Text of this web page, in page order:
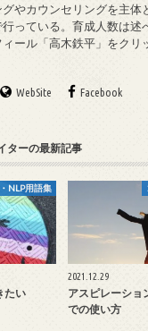
グやカウンセリングを主体
っている。育成人数は述
ィール「高木鉄平」をクリ
WebSite Facebook
ターの最新記事
NLP用語集
たい
2021.12.29
アスピレーショ
での使い方